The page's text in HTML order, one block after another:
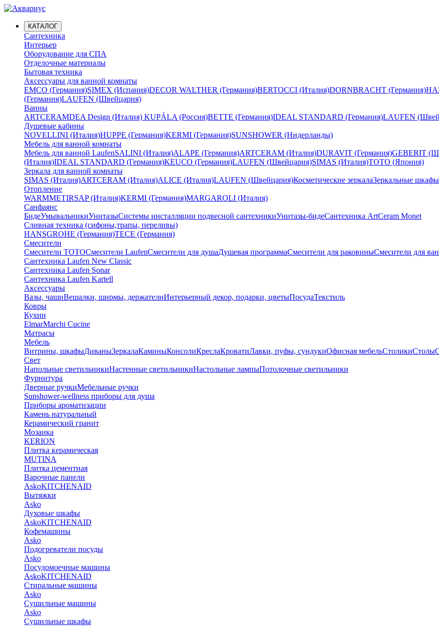
КАТАЛОГ
Сантехника
Интерьер
Оборудование для СПА
Отделочные материалы
Бытовая техника
Аксессуары для ванной комнаты
EMCO (Германия)SIMEX (Испания)DECOR WALTHER (Германия)BERTOCCI (Италия)DORNBRACHT (Германия)
(Германия)LAUFEN (Швейцария)
Ванны
ARTCERAMDEA Design (Италия) KUPÁLA (Россия)BETTE (Германия)IDEAL STANDARD (Германия)LAUFEN
Душевые кабины
NOVELLINI (Италия)HUPPE (Германия)KERMI (Германия)SUNSHOWER (Нидерланды)
Мебель для ванной комнаты
Мебель для ванной LaufenSALINI (Италия)ALAPE (Германия)ARTCERAM (Италия)DURAVIT (Германия)GEBERIT
(Италия)IDEAL STANDARD (Германия)KEUCO (Германия)LAUFEN (Швейцария)SIMAS (Италия)TOTO (Япония)
Зеркала для ванной комнаты
SIMAS (Италия)ARTCERAM (Италия)ALICE (Италия)LAUFEN (Швейцария)Косметические зеркалаЗеркальные шкафы
Отопление
WARMMETIRSAP (Италия)KERMI (Германия)MARGAROLI (Италия)
Санфаянс
БидеУмывальникиУнитазыСистемы инсталляции подвесной сантехникиУнитазы-бидеСантехника ArtCeram Monet
Сливная техника (сифоны,трапы, переливы)
HANSGROHE (Германия)TECE (Германия)
Смесители
Смесители TOTOСмесители LaufenСмесители для душаДушевая программаСмесители для раковиныСмесители для
Сантехника Laufen New Classic
Сантехника Laufen Sonar
Сантехника Laufen Kartell
Аксессуары
Вазы, чашиВешалки, ширмы, держателиИнтерьерный декор, подарки, цветыПосудаТекстиль
Ковры
Кухни
ElmarMarchi Cucine
Матрасы
Мебель
Витрины, шкафыДиваныЗеркалаКаминыКонсолиКреслаКроватиЛавки, пуфы, сундукиОфисная мебельСтоликиСтолы
Свет
Напольные светильникиНастенные светильникиНастольные лампыПотолочные светильники
Фурнитура
Дверные ручкиМебельные ручки
Sunshower-wellness приборы для душа
Приборы ароматизации
Камень натуральный
Керамический гранит
Мозаика
KERION
Плитка керамическая
MUTINA
Плитка цементная
Варочные панели
AskoKITCHENAID
Вытяжки
Asko
Духовые шкафы
AskoKITCHENAID
Кофемашины
Asko
Подогреватели посуды
Asko
Посудомоечные машины
AskoKITCHENAID
Стиральные машины
Asko
Сушильные машины
Asko
Сушильные шкафы